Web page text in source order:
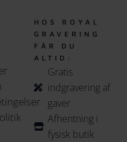
HOS ROYAL
GRAVERING
FÅR DU
ALTID:
Gratis
indgravering af
gaver
Afhentning i
fysisk butik